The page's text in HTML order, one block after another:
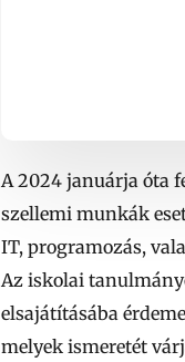
A 2024 januárja óta
szellemi munkák
IT, programozás,
Az iskolai
elsajátításába
melyek ismeretét